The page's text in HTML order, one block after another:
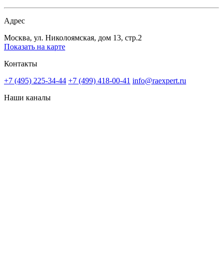
Адрес
Москва, ул. Николоямская, дом 13, стр.2
Показать на карте
Контакты
+7 (495) 225-34-44 +7 (499) 418-00-41 info@raexpert.ru
Наши каналы